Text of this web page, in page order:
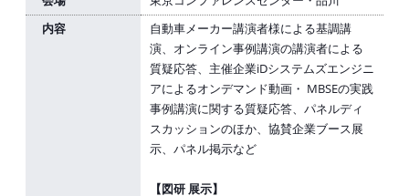
内容
自動車メーカー講演者様による基調講
演、オンライン事例講演の講演者による
質疑応答、主催企業iDシステムズエンジニ
アによるオンデマンド動画・ MBSEの実践
事例講演に関する質疑応答、パネルディ
スカッションのほか、協賛企業ブース展
示、パネル掲示など
【図研 展示】